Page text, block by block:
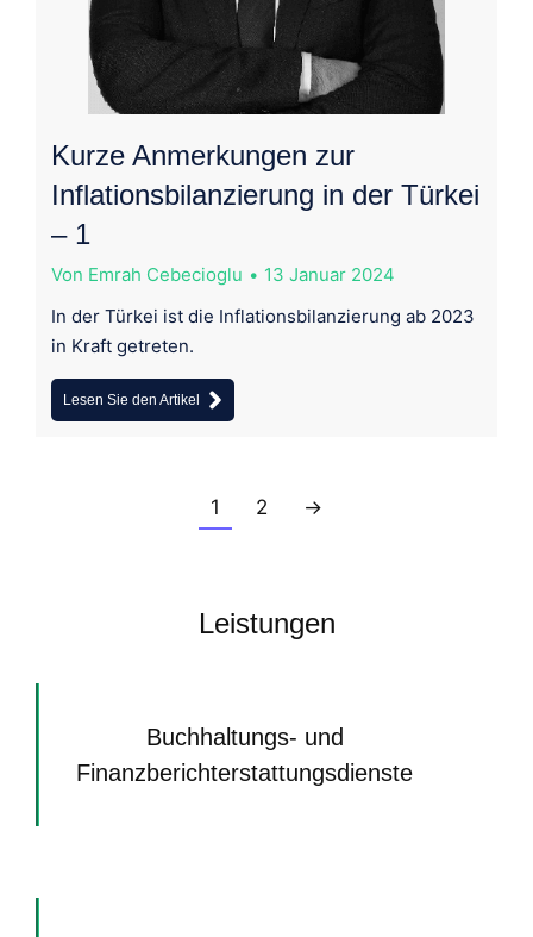
Kurze Anmerkungen zur
Inflationsbilanzierung in der Türkei
– 1
Von Emrah Cebecioglu
13 Januar 2024
In der Türkei ist die Inflationsbilanzierung ab 2023
in Kraft getreten.
Lesen Sie den Artikel
1 2 →
Leistungen
Buchhaltungs- und
Finanzberichterstattungsdienste